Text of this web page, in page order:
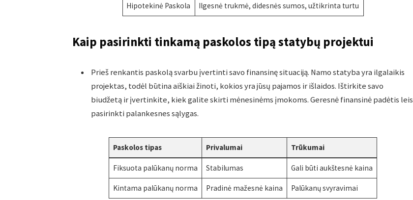
Hipotekinė Paskola Ilgesnė trukmė, didesnės sumos, užtikrinta turtu
Kaip pasirinkti tinkamą paskolos tipą statybų projektui
Prieš renkantis paskolą svarbu įvertinti savo finansinę situaciją. Namo statyba yra ilgalaikis
projektas, todėl būtina aiškiai žinoti, kokios yra jūsų pajamos ir išlaidos. Ištirkite savo
biudžetą ir įvertinkite, kiek galite skirti mėnesinėms įmokoms. Geresnė finansinė padėtis leis
pasirinkti palankesnes sąlygas.
Paskolos tipas Privalumai Trūkumai
Fiksuota palūkanų norma Stabilumas Gali būti aukštesnė kaina
Kintama palūkanų norma Pradinė mažesnė kaina Palūkanų svyravimai